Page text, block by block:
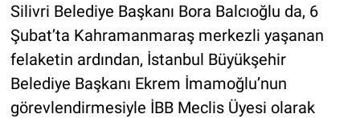
Silivri Belediye Başkanı Bora Balcıoğlu da, 6
Şubat’ta Kahramanmaraş merkezli yaşanan
felaketin ardından, İstanbul Büyükşehir
Belediye Başkanı Ekrem İmamoğlu’nun
görevlendirmesiyle İBB Meclis Üyesi olarak